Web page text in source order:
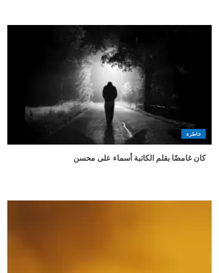
خاطرة
كان غامضًا بقلم الكاتبة أسماء على محسن